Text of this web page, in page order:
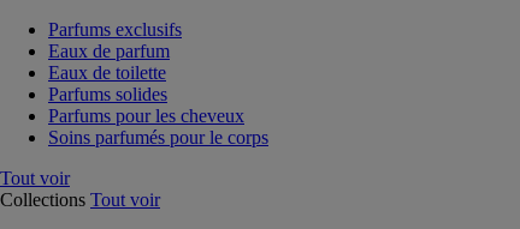
Parfums exclusifs
Eaux de parfum
Eaux de toilette
Parfums solides
Parfums pour les cheveux
Soins parfumés pour le corps
Tout voir
Collections Tout voir